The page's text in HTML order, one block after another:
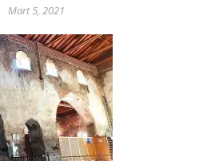
Mart 5, 2021